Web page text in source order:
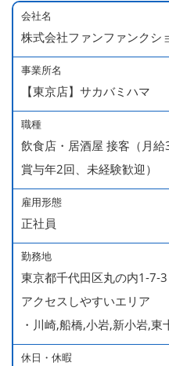
会社名
株式会社ファンファンクシ
事業所名
【東京店】サカバミハマ
職種
飲食店・居酒屋 接客（月
賞与年2回、未経験歓迎）
雇用形態
正社員
勤務地
東京都千代田区丸の内1-7-
アクセスしやすいエリア
・川崎,船橋,小岩,新小岩,東
休日・休暇